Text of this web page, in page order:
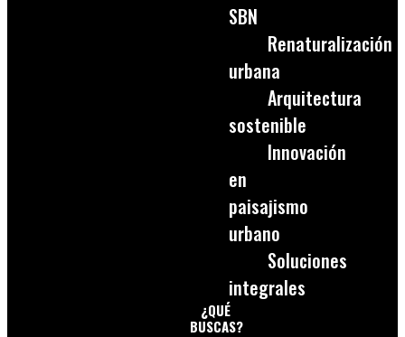
SBN
Renaturalización
urbana
Arquitectura
sostenible
Innovación
en
paisajismo
urbano
Soluciones
integrales
¿QUÉ
BUSCAS?